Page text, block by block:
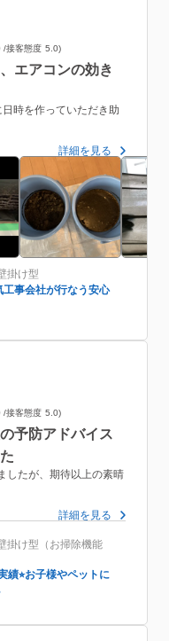
接客態度 5.0
エアコンの効き
時を作っていただき助
らず、この夏は効きが
き、当初はエアコンのみ
スも追加して一緒に清掃
にしていただきました。
ビスで掃除していただ
スでしてくださり、大満
ング前は20度設定でなん
詳細を見る
掛け型
工事会社が行なう安心
接客態度 5.0
予防アドバイス
したが、期待以上の素晴
ていたエアコン内部のカ
ーの写真を撮影して見せ
感できてとても安心感が
詳細を見る
掛け型（お掃除機能
績⭐︎お子様やペットに